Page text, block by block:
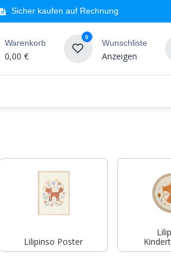
Sicher kaufen auf Rechnung
Warenkorb
0,00 €
0
Wunschliste
Anzeigen
Lilipinso Poster